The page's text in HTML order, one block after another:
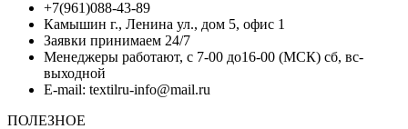
+7(961)088-43-89
Камышин г., Ленина ул., дом 5, офис 1
Заявки принимаем 24/7
Менеджеры работают, с 7-00 до16-00 (МСК) сб, вс-
выходной
E-mail: textilru-info@mail.ru
ПОЛЕЗНОЕ